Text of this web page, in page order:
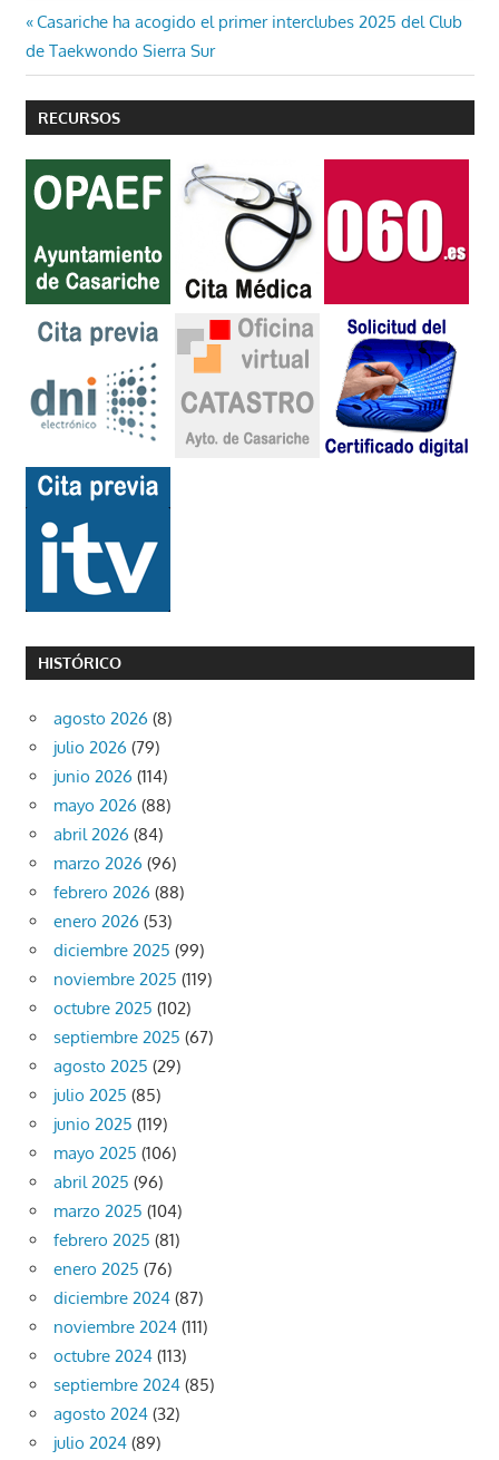
Navegación
de
entradas
Entrada
anterior:
Casariche ha acogido el primer interclubes 2025 del Club
de Taekwondo Sierra Sur
RECURSOS
HISTÓRICO
agosto 2026 (8)
julio 2026 (79)
junio 2026 (114)
mayo 2026 (88)
abril 2026 (84)
marzo 2026 (96)
febrero 2026 (88)
enero 2026 (53)
diciembre 2025 (99)
noviembre 2025 (119)
octubre 2025 (102)
septiembre 2025 (67)
agosto 2025 (29)
julio 2025 (85)
junio 2025 (119)
mayo 2025 (106)
abril 2025 (96)
marzo 2025 (104)
febrero 2025 (81)
enero 2025 (76)
diciembre 2024 (87)
noviembre 2024 (111)
octubre 2024 (113)
septiembre 2024 (85)
agosto 2024 (32)
julio 2024 (89)